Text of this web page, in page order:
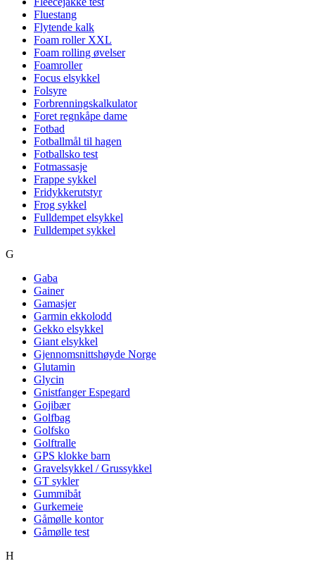
Fluestang
Flytende kalk
Foam roller XXL
Foam rolling øvelser
Foamroller
Focus elsykkel
Folsyre
Forbrenningskalkulator
Foret regnkåpe dame
Fotbad
Fotballmål til hagen
Fotballsko test
Fotmassasje
Frappe sykkel
Fridykkerutstyr
Frog sykkel
Fulldempet elsykkel
Fulldempet sykkel
G
Gaba
Gainer
Gamasjer
Garmin ekkolodd
Gekko elsykkel
Giant elsykkel
Gjennomsnittshøyde Norge
Glutamin
Glycin
Gnistfanger Espegard
Gojibær
Golfbag
Golfsko
Golftralle
GPS klokke barn
Gravelsykkel / Grussykkel
GT sykler
Gummibåt
Gurkemeie
Gåmølle kontor
Gåmølle test
H